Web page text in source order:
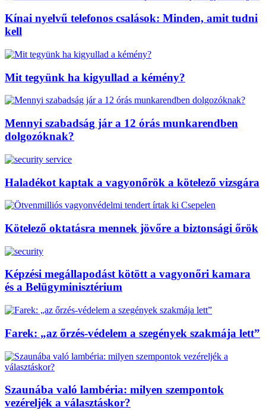
Kínai nyelvű telefonos csalások: Minden, amit tudni
kell
Mit tegyünk ha kigyullad a kémény?
Mennyi szabadság jár a 12 órás munkarendben
dolgozóknak?
Haladékot kaptak a vagyonőrök a kötelező vizsgára
Kötelező oktatásra mennek jövőre a biztonsági őrök
Képzési megállapodást kötött a vagyonőri kamara
és a Belügyminisztérium
Farek: „az őrzés-védelem a szegények szakmája lett”
Szaunába való lambéria: milyen szempontok
vezéreljék a választáskor?